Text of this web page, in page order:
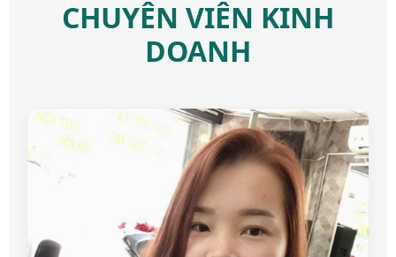
CHUYÊN VIÊN KINH
DOANH